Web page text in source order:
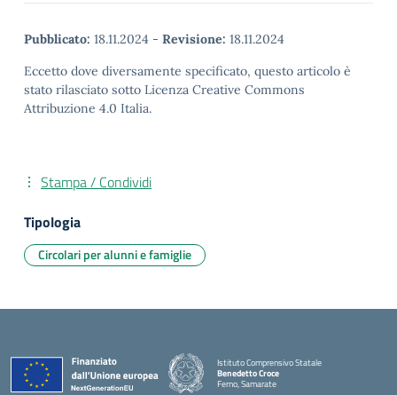
Pubblicato: 18.11.2024 - Revisione: 18.11.2024
Eccetto dove diversamente specificato, questo articolo è
stato rilasciato sotto Licenza Creative Commons
Attribuzione 4.0 Italia.
Stampa / Condividi
Tipologia
Circolari per alunni e famiglie
Istituto Comprensivo Statale
Benedetto Croce
Ferno, Samarate